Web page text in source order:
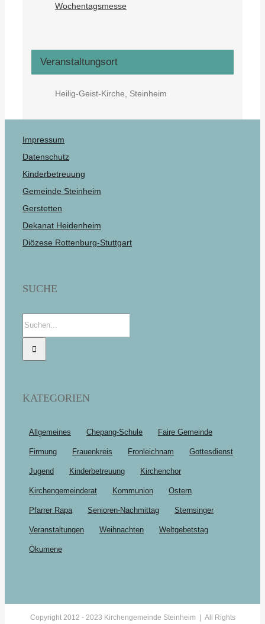
Wochentagsmesse
Veranstaltungsort
Heilig-Geist-Kirche, Steinheim
Impressum
Datenschutz
Kinderbetreuung
Gemeinde Steinheim
Gerstetten
Dekanat Heidenheim
Diözese Rottenburg-Stuttgart
SUCHE
Suche
nach:
KATEGORIEN
Allgemeines Chepang-Schule Faire Gemeinde
Firmung Frauenkreis Fronleichnam Gottesdienst
Jugend Kinderbetreuung Kirchenchor
Kirchengemeinderat Kommunion Ostern
Pfarrer Rapa Senioren-Nachmittag Sternsinger
Veranstaltungen Weihnachten Weltgebetstag
Ökumene
Copyright 2012 - 2023 Kirchengemeinde Steinheim | All Rights